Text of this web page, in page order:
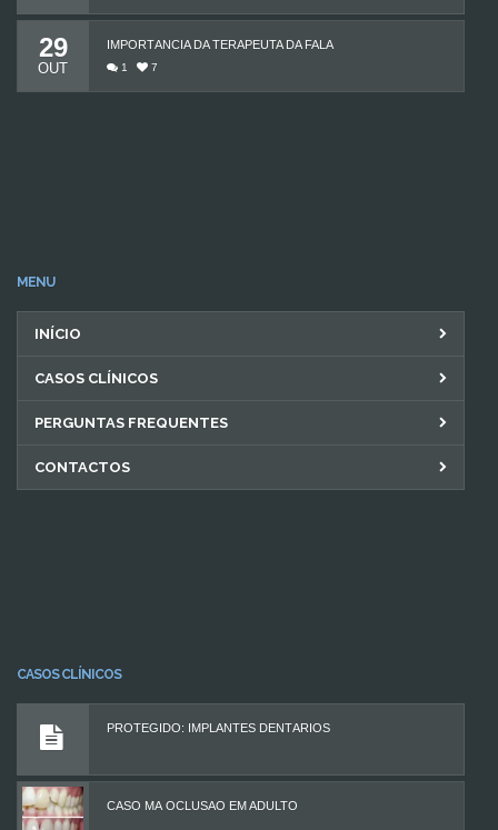
29
OUT
IMPORTÂNCIA DA TERAPEUTA DA FALA
1 7
MENU
INÍCIO
CASOS CLÍNICOS
PERGUNTAS FREQUENTES
CONTACTOS
CASOS CLÍNICOS
PROTEGIDO: IMPLANTES DENTÁRIOS
CASO MÁ OCLUSÃO EM ADULTO